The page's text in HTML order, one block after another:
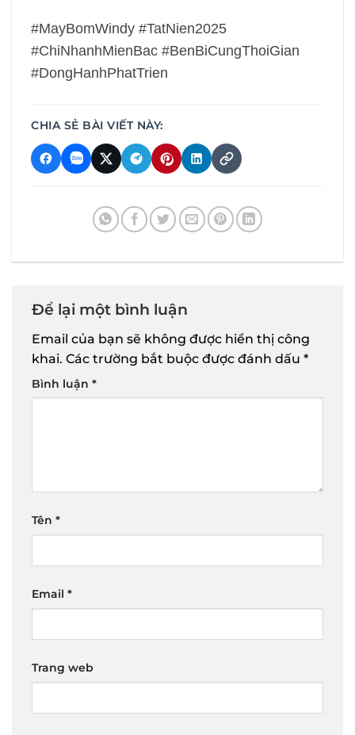
#MayBomWindy #TatNien2025
#ChiNhanhMienBac #BenBiCungThoiGian
#DongHanhPhatTrien
CHIA SẺ BÀI VIẾT NÀY:
Để lại một bình luận
Email của bạn sẽ không được hiển thị công
khai. Các trường bắt buộc được đánh dấu *
Bình luận *
Tên *
Email *
Trang web